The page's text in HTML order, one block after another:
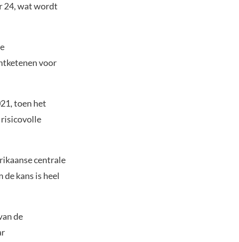
24, wat wordt
voor
toen het
risicovolle
centrale
kans is heel
de